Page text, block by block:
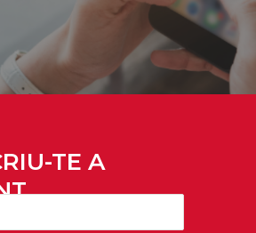
TE A